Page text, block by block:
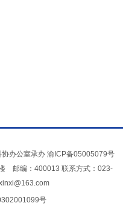
办公室承办 渝ICP备05005079号
邮编：400013 联系方式：023-
号